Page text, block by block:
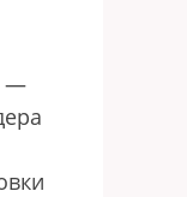
—